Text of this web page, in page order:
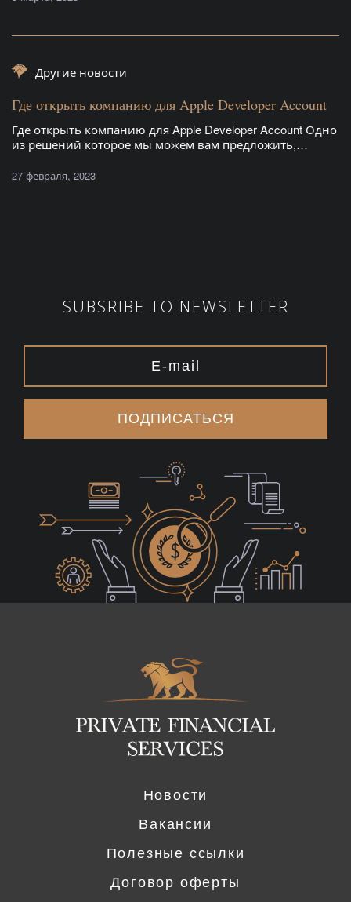
Другие новости
Где открыть компанию для Apple Developer Account
Где открыть компанию для Apple Developer Account Одно
из решений которое мы можем вам предложить,…
27 февраля, 2023
SUBSRIBE TO NEWSLETTER
ПОДПИСАТЬСЯ
Новости
Вакансии
Полезные ссылки
Договор оферты